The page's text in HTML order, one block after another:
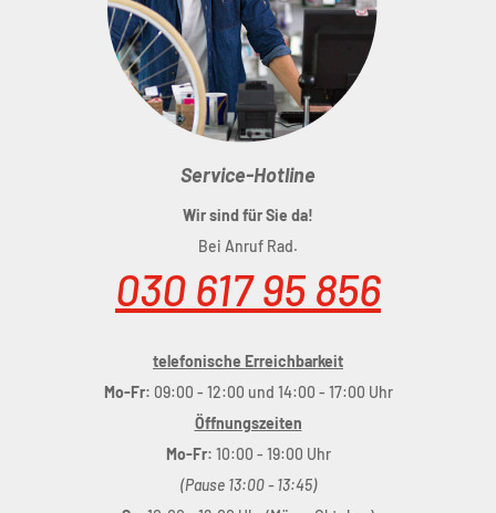
Allwetter-Materialmischung
Organisch
: 1 PaarService-Hotline
Wir sind für Sie da!
Bei Anruf Rad.
030 617 95 856
telefonische Erreichbarkeit
Mo-Fr: 09:00 - 12:00 und 14:00 - 17:00 Uhr
Öffnungszeiten
Mo-Fr: 10:00 - 19:00 Uhr
(Pause 13:00 - 13:45)